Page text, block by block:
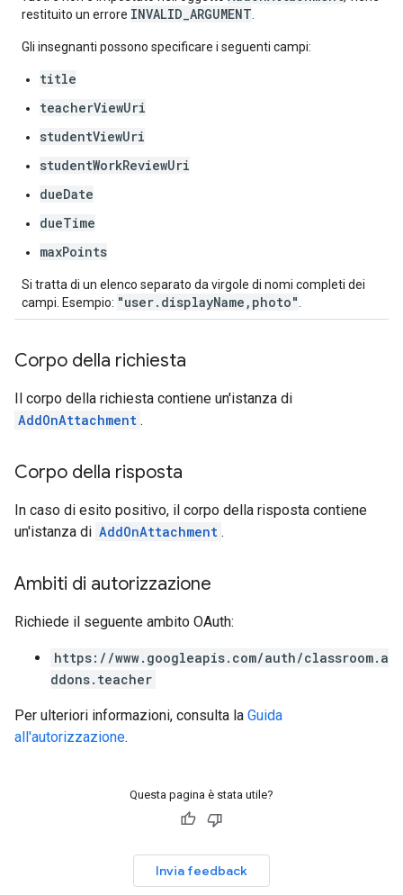
restituito un errore INVALID_ARGUMENT
Gli insegnanti possono specificare i seguenti campi:
title
teacherViewUri
studentViewUri
studentWorkReviewUri
dueDate
dueTime
maxPoints
Si tratta di un elenco separato da virgole di nomi completi dei
campi. Esempio: "user.displayName,photo"
Corpo della richiesta
Il corpo della richiesta contiene un'istanza di
AddOnAttachment .
Corpo della risposta
In caso di esito positivo, il corpo della risposta contiene
un'istanza di AddOnAttachment .
Ambiti di autorizzazione
Richiede il seguente ambito OAuth:
https://www.googleapis.com/auth/classroom.a
ddons.teacher
Per ulteriori informazioni, consulta la Guida
all'autorizzazione.
Questa pagina è stata utile?
Invia feedback